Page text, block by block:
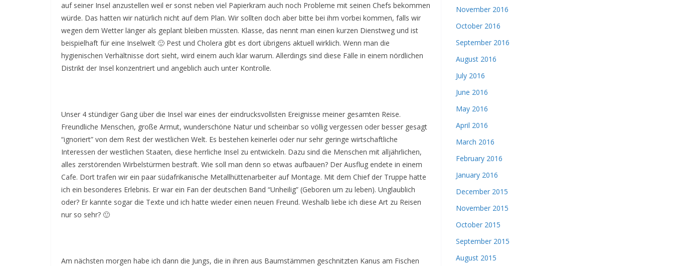
auf seiner Insel anzustellen weil er sonst neben viel Papierkram auch noch Probleme mit seinen Chefs bekommen
würde. Das hatten wir natürlich nicht auf dem Plan. Wir sollten doch aber bitte bei ihm vorbei kommen, falls wir
wegen dem Wetter länger als geplant bleiben müssten. Klasse, das nennt man einen kurzen Dienstweg und ist
beispielhaft für eine Inselwelt 🙂 Pest und Cholera gibt es dort übrigens aktuell wirklich. Wenn man die
hygienischen Verhältnisse dort sieht, wird einem auch klar warum. Allerdings sind diese Fälle in einem nördlichen
Distrikt der Insel konzentriert und angeblich auch unter Kontrolle.
Unser 4 stündiger Gang über die Insel war eines der eindrucksvollsten Ereignisse meiner gesamten Reise.
Freundliche Menschen, große Armut, wunderschöne Natur und scheinbar so völlig vergessen oder besser gesagt
“ignoriert” von dem Rest der westlichen Welt. Es bestehen keinerlei oder nur sehr geringe wirtschaftliche
Interessen der westlichen Staaten, diese herrliche Insel zu entwickeln. Dazu sind die Menschen mit alljährlichen,
alles zerstörenden Wirbelstürmen bestraft. Wie soll man denn so etwas aufbauen? Der Ausflug endete in einem
Cafe. Dort trafen wir ein paar südafrikanische Metallhüttenarbeiter auf Montage. Mit dem Chief der Truppe hatte
ich ein besonderes Erlebnis. Er war ein Fan der deutschen Band “Unheilig” (Geboren um zu leben). Unglaublich
oder? Er kannte sogar die Texte und ich hatte wieder einen neuen Freund. Weshalb liebe ich diese Art zu Reisen
nur so sehr? 🙂
Am nächsten morgen habe ich dann die Jungs, die in ihren aus Baumstämmen geschnitzten Kanus am Fischen
November 2016
October 2016
September 2016
August 2016
July 2016
June 2016
May 2016
April 2016
March 2016
February 2016
January 2016
December 2015
November 2015
October 2015
September 2015
August 2015